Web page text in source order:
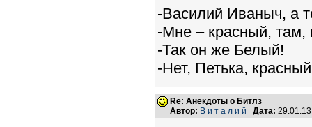
-Василий Иваныч, а
-Мне – красный,
-Так он же Белый!
-Нет, Петька,
Re: Анекдоты о Битлз
Автор: В и т а л и й Дата: